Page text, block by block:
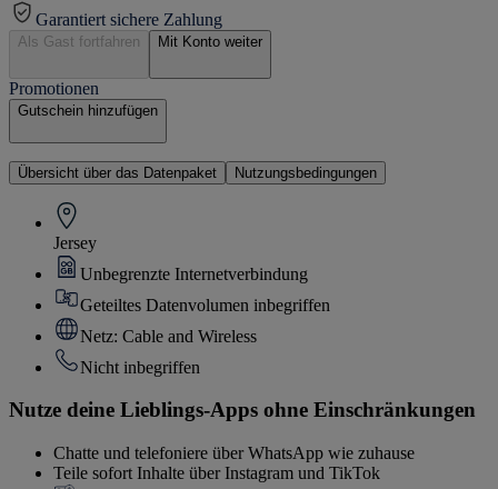
Garantiert sichere Zahlung
Als Gast fortfahren Mit Konto weiter
Promotionen
Gutschein hinzufügen
Übersicht über das Datenpaket Nutzungsbedingungen
Jersey
Unbegrenzte Internetverbindung
Geteiltes Datenvolumen inbegriffen
Netz: Cable and Wireless
Nicht inbegriffen
Nutze deine Lieblings-Apps ohne Einschränkungen
Chatte und telefoniere über WhatsApp wie zuhause
Teile sofort Inhalte über Instagram und TikTok